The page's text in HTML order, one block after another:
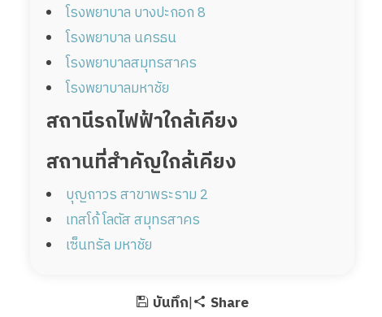
โรงพยาบาล บางปะกอก 8
โรงพยาบาล นครธน
โรงพยาบาลสมุทรสาคร
โรงพยาบาลมหาชัย
สถานีรถไฟฟ้าใกล้เคียง
สถานที่สำคัญใกล้เคียง
บุญถาวร สาขาพระราม 2
เทสโก้ โลตัส สมุทรสาคร
เซ็นทรัล มหาชัย
บันทึก| Share